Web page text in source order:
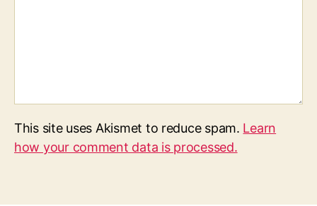
This site uses Akismet to reduce spam. Learn
how your comment data is processed.